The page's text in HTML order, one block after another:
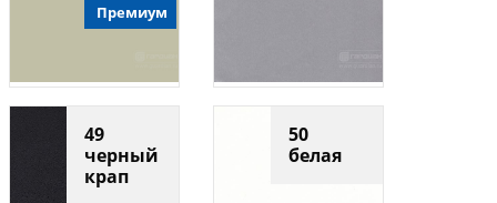
Премиум
49
черный
крап
50
белая